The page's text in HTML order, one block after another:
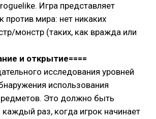
Игра представляет
против мира: нет никаких
монстр (таких, как вражда или
и открытие====
исследования уровней
использования
Это должно быть
раз, когда игрок начинает